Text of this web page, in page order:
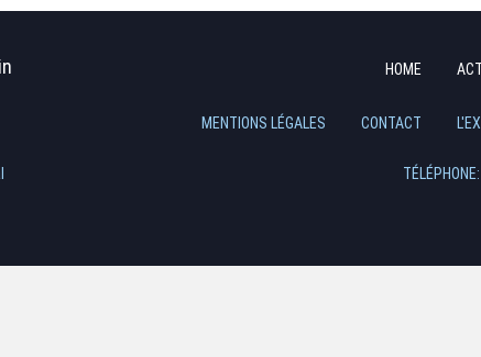
HOME
contenu
MENTIONS LÉGALES CONTACT